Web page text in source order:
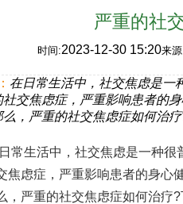
严重的社
时间:2023-12-30 15:20来
在日常生活中，社交焦虑是一
社交焦虑症，严重影响患者的
么，严重的社交焦虑症如何治
生活中，社交焦虑是一种很
焦虑症，严重影响患者的身心
，严重的社交焦虑症如何治疗